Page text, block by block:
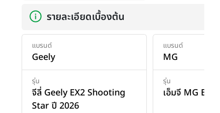
รายละเอียดเบื้องต้น
แบรนด์
Geely
รุ่น
จีลี่ Geely EX2 Shooting
Star ปี 2026
แบรนด์
MG
รุ่น
เอ็มจี MG EP